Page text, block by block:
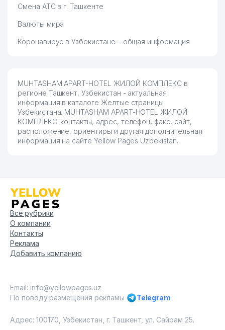
Смена АТС в г. Ташкенте
Валюты мира
Коронавирус в Узбекистане – общая информация
MUHTASHAM APART-HOTEL ЖИЛОЙ КОМПЛЕКС в
регионе Ташкент, Узбекистан - актуальная
информация в каталоге Желтые страницы
Узбекистана. MUHTASHAM APART-HOTEL ЖИЛОЙ
КОМПЛЕКС: контакты, адрес, телефон, факс, сайт,
расположение, ориентиры и другая дополнительная
информация на сайте Yellow Pages Uzbekistan.
Все рубрики
О компании
Контакты
Реклама
Добавить компанию
Email: info@yellowpages.uz
По поводу размещения рекламы
Telegram
Адрес: 100170, Узбекистан, г. Ташкент, ул. Сайрам 25.